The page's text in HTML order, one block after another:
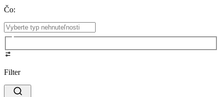
Čo:
Filter